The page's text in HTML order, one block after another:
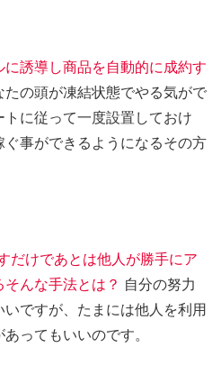
に誘導し商品を自動的に成約す
たの頭が凍結状態でやる気がで
に従って一度設置しておけ
事ができるようになるその方
だけであとは他人が勝手にア
んな手法とは？ 自分の努力
ですが、たまには他人を利用
ってもいいのです。